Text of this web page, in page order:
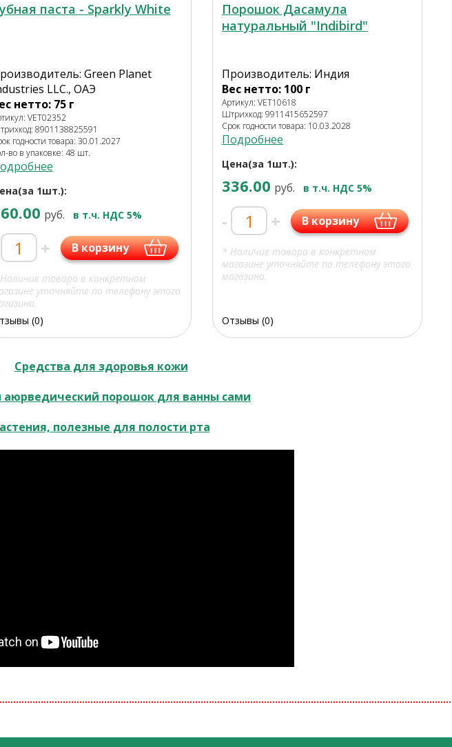
паста - Sparkly White
Green Planet
LLC., ОАЭ
нетто: 75 г
VET02352
8901138825591
годности товара: 30.01.2027
во в упаковке: 48 шт.
1шт.):
руб. в т.ч. НДС 5%
+ В корзину
товара в конкретном
уточняйте по телефону этого
(0)
Порошок Дасамула
натуральный "Indibird"
Производитель: Индия
Вес нетто: 100 г
Артикул: VET10618
Штрихкод: 9911415652597
Срок годности товара: 10.03.2028
Подробнее
Цена(за 1шт.):
336.00 руб. в т.ч. НДС 5%
- + В корзину
* Наличие товара в конкретном
магазине уточняйте по телефону этого
магазина.
Отзывы (0)
Средства для здоровья кожи
аюрведический порошок для ванны сами
полезные для полости рта